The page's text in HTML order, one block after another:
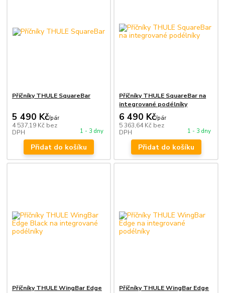
Příčníky THULE SquareBar
5 490 Kč/pár
4 537,19 Kč bez
DPH
1 - 3 dny
Přidat do košíku
Příčníky THULE SquareBar na
integrované podélníky
6 490 Kč/pár
5 363,64 Kč bez
DPH
1 - 3 dny
Přidat do košíku
Příčníky THULE WingBar Edge
Příčníky THULE WingBar Edge